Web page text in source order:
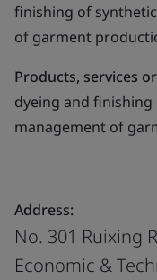
finishing of
of garment
Products, services
dyeing and
management of
Address:
No. 301 Ruixing
Economic &